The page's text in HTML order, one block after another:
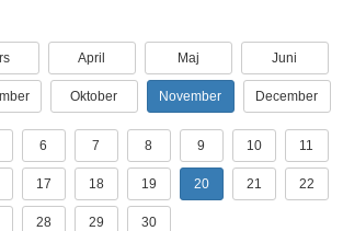
April Maj Juni
Oktober November December
6 7 8 9 10 11
17 18 19 20 21 22
28 29 30